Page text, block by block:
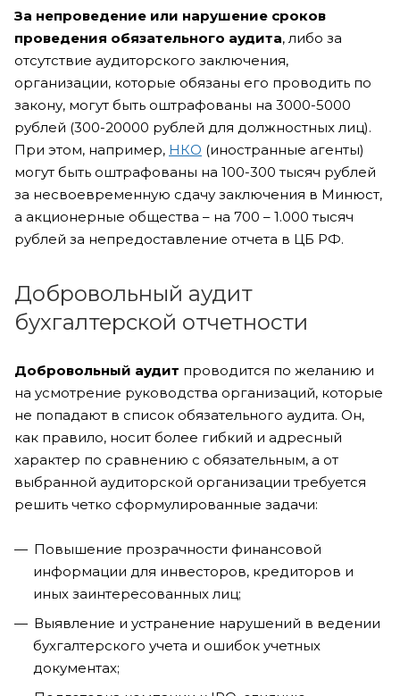
За непроведение или нарушение сроков
проведения обязательного аудита, либо за
отсутствие аудиторского заключения,
организации, которые обязаны его проводить по
закону, могут быть оштрафованы на 3000-5000
рублей (300-20000 рублей для должностных лиц).
При этом, например, НКО (иностранные агенты)
могут быть оштрафованы на 100-300 тысяч рублей
за несвоевременную сдачу заключения в Минюст,
а акционерные общества – на 700 – 1.000 тысяч
рублей за непредоставление отчета в ЦБ РФ.
Добровольный аудит
бухгалтерской отчетности
Добровольный аудит проводится по желанию и
на усмотрение руководства организаций, которые
не попадают в список обязательного аудита. Он,
как правило, носит более гибкий и адресный
характер по сравнению с обязательным, а от
выбранной аудиторской организации требуется
решить четко сформулированные задачи:
Повышение прозрачности финансовой
информации для инвесторов, кредиторов и
иных заинтересованных лиц;
Выявление и устранение нарушений в ведении
бухгалтерского учета и ошибок учетных
документах;